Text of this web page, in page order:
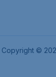
Copyright ©